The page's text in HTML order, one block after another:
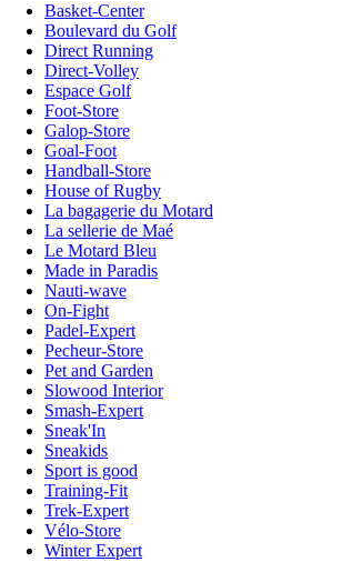
Basket-Center
Boulevard du Golf
Direct Running
Direct-Volley
Espace Golf
Foot-Store
Galop-Store
Goal-Foot
Handball-Store
House of Rugby
La bagagerie du Motard
La sellerie de Maé
Le Motard Bleu
Made in Paradis
Nauti-wave
On-Fight
Padel-Expert
Pecheur-Store
Pet and Garden
Slowood Interior
Smash-Expert
Sneak'In
Sneakids
Sport is good
Training-Fit
Trek-Expert
Vélo-Store
Winter Expert